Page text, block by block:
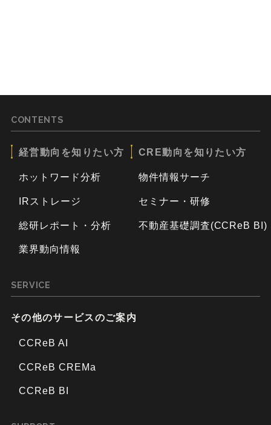
CONTENTS
経営動向を知りたい方
ホットワード分析
IRストレージ
総研レポート・分析
業界動向情報
CRE動向を知りたい方
物件情報サーチ
セミナー・研修
不動産基礎調査(CCReB BI)
SERVICE
その他のサービスのご案内
CCReB AI
CCReB CREMa
CCReB BI